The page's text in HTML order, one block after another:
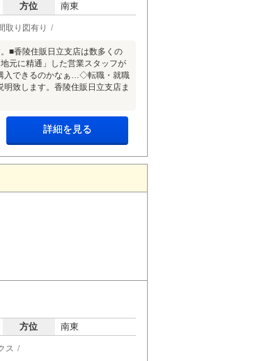
方位 南東
取り図有り
■香陵住販日立支店は数多くの
元に精通」した営業スタッフが
入できるのかなぁ…◇転職・就職
致します。香陵住販日立支店ま
詳細を見る
方位 南東
ス